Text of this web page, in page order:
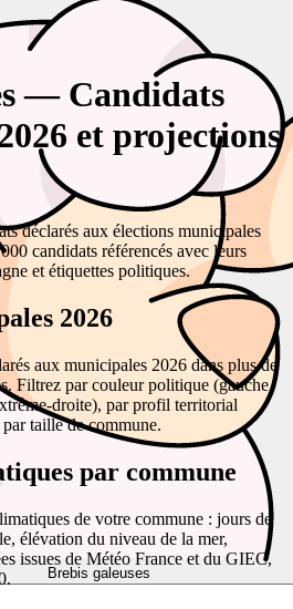
Brebis galeuses
— Candidats
et projections
déclarés aux élections municipales
candidats référencés avec leurs
et étiquettes politiques.
2026
aux municipales 2026 dans plus de
Filtrez par couleur politique (gauche,
droite), par profil territorial
taille de commune.
par commune
de votre commune : jours de
élévation du niveau de la mer,
issues de Météo France et du GIEC,